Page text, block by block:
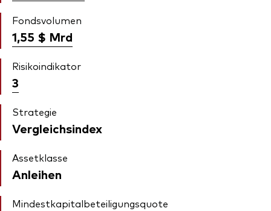
Fondsvolumen
1,55 $ Mrd
Risikoindikator
3
Strategie
Vergleichsindex
Assetklasse
Anleihen
Mindestkapitalbeteiligungsquote